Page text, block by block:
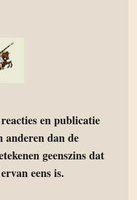
en publicatie
anderen dan de
geenszins dat
eens is.